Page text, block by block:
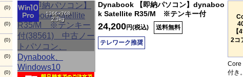
(0)
(0)
(0)
(0)
(0)
1366×768
2.3kg
Dynabook 【即納パソコン】dynaboo
k Satellite R35/M ※テンキー付
24,200円(税込) 送料無料
テレワーク推奨
【
2コ
Core
付き